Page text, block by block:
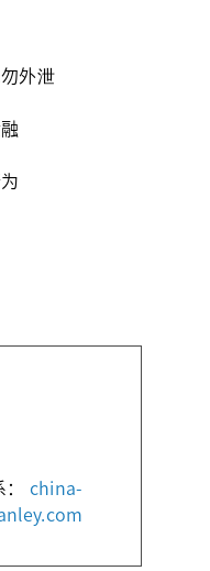
外泄
china-